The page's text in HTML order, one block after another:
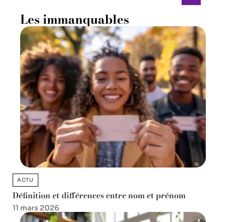
Les immanquables
ACTU
Définition et différences entre nom et prénom
11 mars 2026